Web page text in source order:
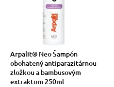
Arpalit® Neo Šampón
obohatený antiparazitárnou
zložkou a bambusovým
extraktom 250ml